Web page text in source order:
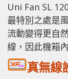
Uni Fan SL
最特別之處是
流動變得更自
線，因此機箱
真無線